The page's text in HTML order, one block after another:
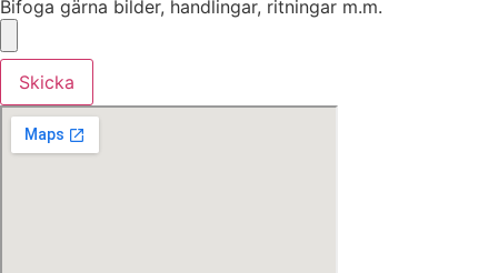
Bifoga gärna bilder, handlingar, ritningar m.m.
Skicka